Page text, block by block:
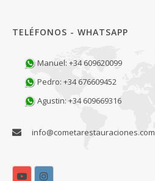
TELÉFONOS - WHATSAPP
Manuel: +34 609620099
Pedro: +34 676609452
Agustin: +34 609669316
info@cometarestauraciones.com